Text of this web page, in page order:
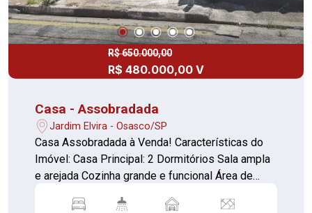
R$ 650.000,00
R$ 480.000,00 V
Casa - Assobradada
Jardim Elvira - Osasco/SP
Casa Assobradada à Venda! Características do
Imóvel: Casa Principal: 2 Dormitórios Sala ampla
e arejada Cozinha grande e funcional Área de
Cômodos Área de serviço Banheiro (WC) Vagas